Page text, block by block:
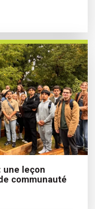
une leçon
communauté